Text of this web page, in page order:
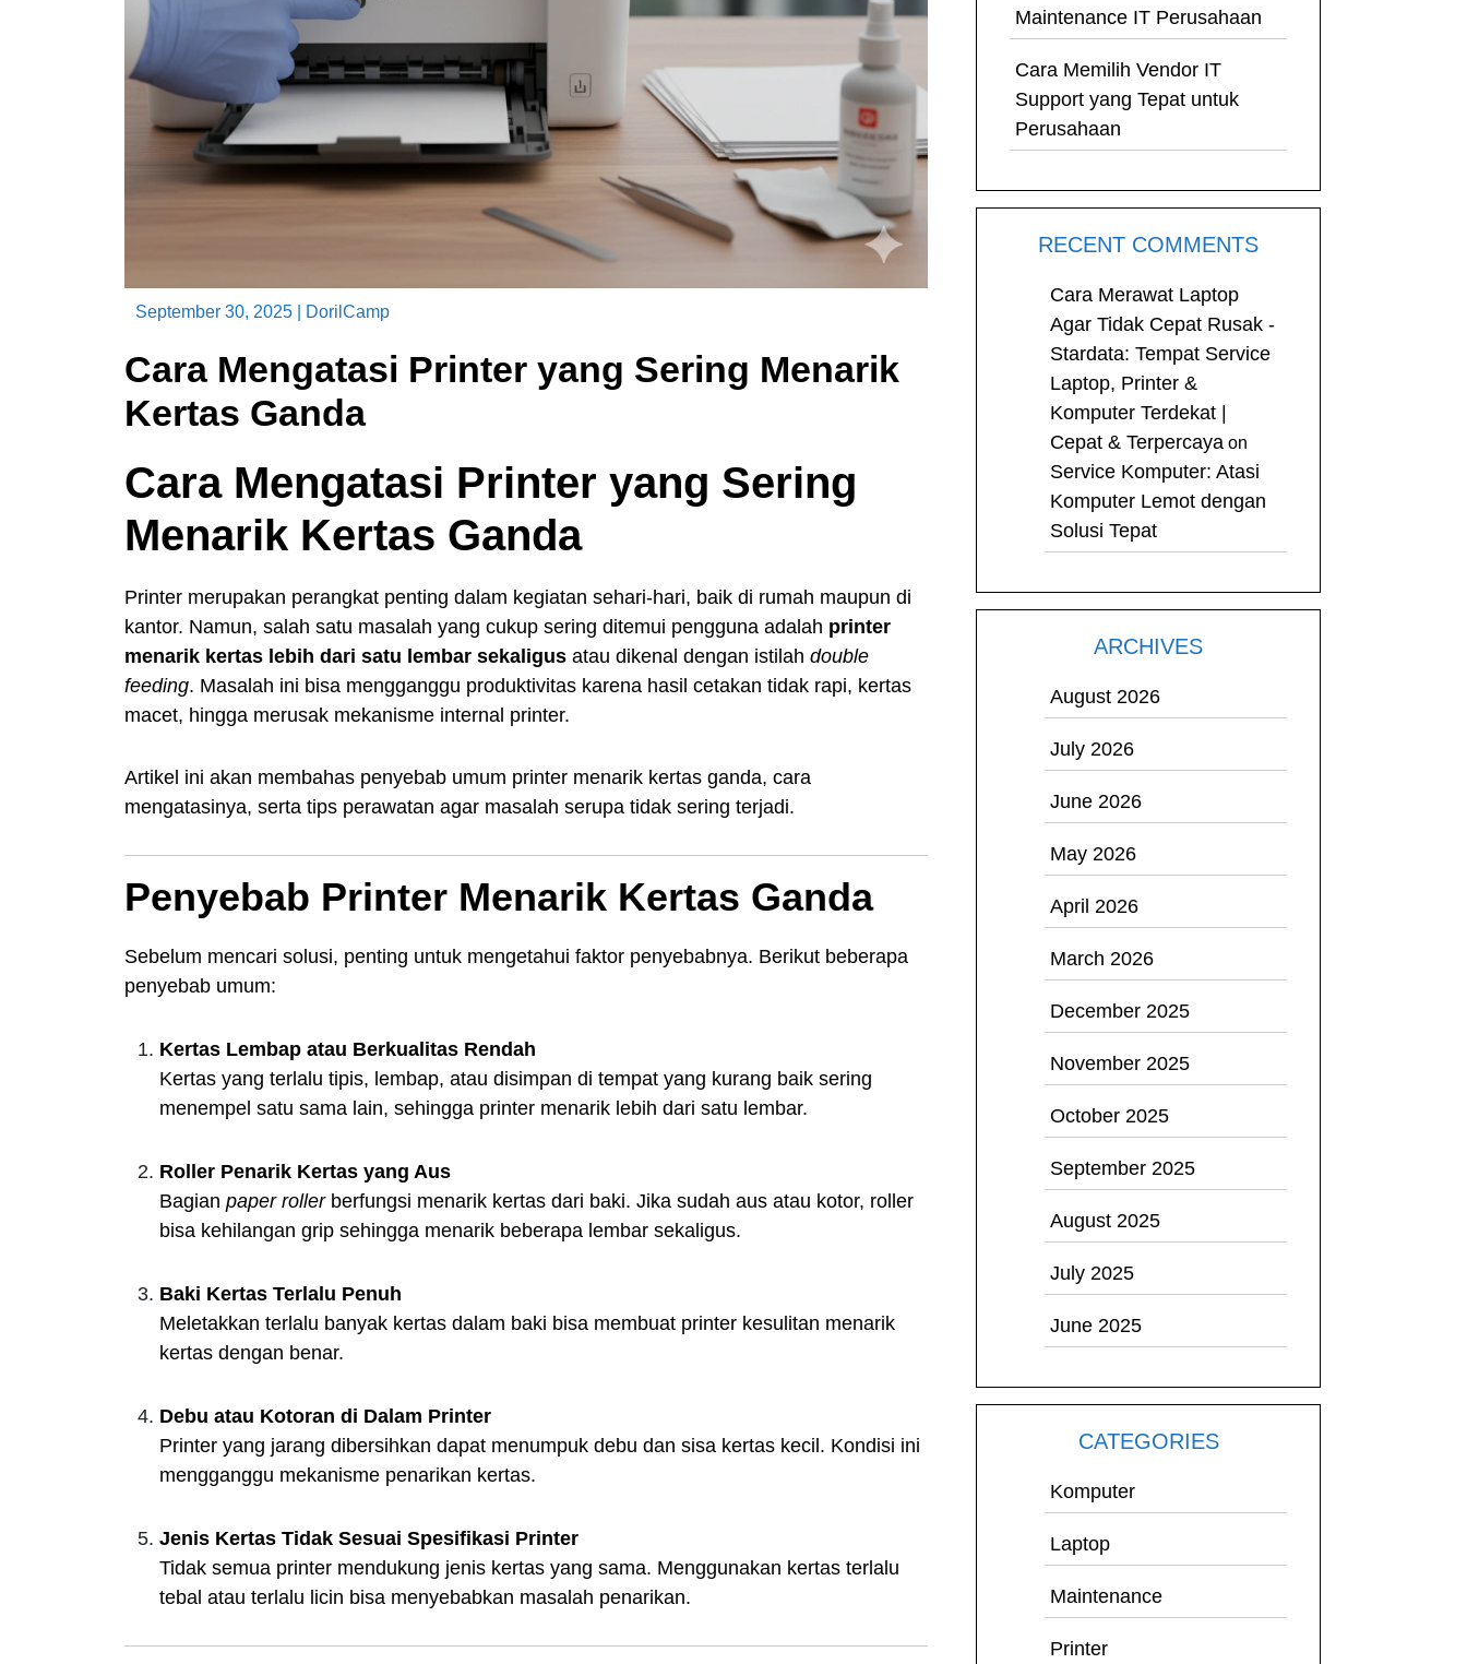
September 30, 2025 DorilCamp
Cara Mengatasi Printer yang Sering Menarik
Kertas Ganda
Cara Mengatasi Printer yang Sering
Menarik Kertas Ganda
Printer merupakan perangkat penting dalam kegiatan sehari-hari, baik di rumah maupun di
kantor. Namun, salah satu masalah yang cukup sering ditemui pengguna adalah printer
menarik kertas lebih dari satu lembar sekaligus atau dikenal dengan istilah double
feeding. Masalah ini bisa mengganggu produktivitas karena hasil cetakan tidak rapi, kertas
macet, hingga merusak mekanisme internal printer.
Artikel ini akan membahas penyebab umum printer menarik kertas ganda, cara
mengatasinya, serta tips perawatan agar masalah serupa tidak sering terjadi.
Penyebab Printer Menarik Kertas Ganda
Sebelum mencari solusi, penting untuk mengetahui faktor penyebabnya. Berikut beberapa
penyebab umum:
Kertas Lembap atau Berkualitas Rendah
Kertas yang terlalu tipis, lembap, atau disimpan di tempat yang kurang baik sering
menempel satu sama lain, sehingga printer menarik lebih dari satu lembar.
Roller Penarik Kertas yang Aus
Bagian paper rollerberfungsi menarik kertas dari baki. Jika sudah aus atau kotor, roller
bisa kehilangan grip sehingga menarik beberapa lembar sekaligus.
Baki Kertas Terlalu Penuh
Meletakkan terlalu banyak kertas dalam baki bisa membuat printer kesulitan menarik
kertas dengan benar.
Debu atau Kotoran di Dalam Printer
Printer yang jarang dibersihkan dapat menumpuk debu dan sisa kertas kecil. Kondisi ini
mengganggu mekanisme penarikan kertas.
Jenis Kertas Tidak Sesuai Spesifikasi Printer
Tidak semua printer mendukung jenis kertas yang sama. Menggunakan kertas terlalu
tebal atau terlalu licin bisa menyebabkan masalah penarikan.
Maintenance IT Perusahaan
Cara Memilih Vendor IT
Support yang Tepat untuk
Perusahaan
RECENT COMMENTS
Cara Merawat Laptop
Agar Tidak Cepat Rusak -
Stardata: Tempat Service
Laptop, Printer &
Komputer Terdekat |
Cepat & Terpercaya on
Service Komputer: Atasi
Komputer Lemot dengan
Solusi Tepat
ARCHIVES
August 2026
July 2026
June 2026
May 2026
April 2026
March 2026
December 2025
November 2025
October 2025
September 2025
August 2025
July 2025
June 2025
CATEGORIES
Komputer
Laptop
Maintenance
Printer